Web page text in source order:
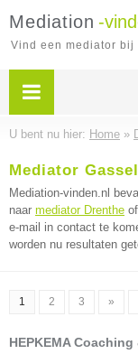
Mediation -
Vind een mediator bij
U bent nu hier: Home »
Mediator
Mediation-vinden.nl
naar mediator Drenthe
e-mail in contact te
worden nu resultaten
1 2 3 »
HEPKEMA